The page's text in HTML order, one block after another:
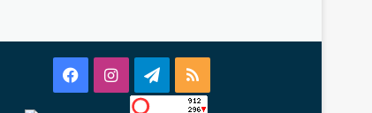
FacebookInstagramTelegram
RSS